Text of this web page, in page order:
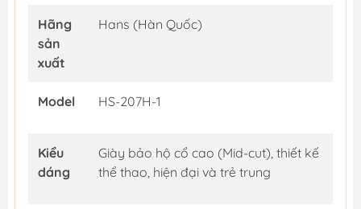
Hãng
sản
xuất
Hans (Hàn Quốc)
Model HS-207H-1
Kiểu
dáng
Giày bảo hộ cổ cao (Mid-cut), thiết kế
thể thao, hiện đại và trẻ trung